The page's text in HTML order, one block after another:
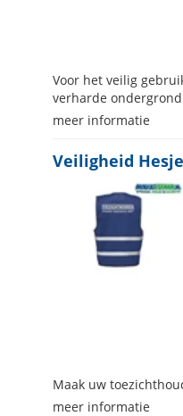
Voor het veilig
verharde
meer informatie
Veiligheid
Maak uw
meer informatie